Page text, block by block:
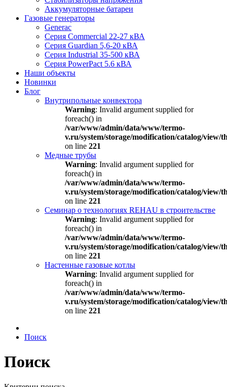
Аккумуляторные батареи
Газовые генераторы
Generac
Серия Commercial 22-27 кВА
Серия Guardian 5,6-20 кВА
Серия Industrial 35-500 кВА
Серия PowerPact 5.6 кВА
Наши объекты
Новинки
Блог
Внутрипольные конвектора
Warning: Invalid argument supplied for
foreach() in
/var/www/admin/data/www/termo-
v.ru/system/storage/modification/catalog/view/
on line 221
Медные трубы
Warning: Invalid argument supplied for
foreach() in
/var/www/admin/data/www/termo-
v.ru/system/storage/modification/catalog/view/
on line 221
Семинар о технологиях REHAU в строительстве
Warning: Invalid argument supplied for
foreach() in
/var/www/admin/data/www/termo-
v.ru/system/storage/modification/catalog/view/
on line 221
Настенные газовые котлы
Warning: Invalid argument supplied for
foreach() in
/var/www/admin/data/www/termo-
v.ru/system/storage/modification/catalog/view/
on line 221
Поиск
Поиск